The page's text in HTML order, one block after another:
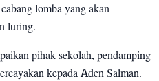
lomba yang akan
luring.
pihak sekolah, pendamping
kepada Aden Salman.